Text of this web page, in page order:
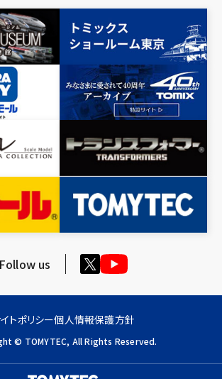
Follow us
トポリシー個人情報保護方針
© TOMYTEC, All Rights Reserved.